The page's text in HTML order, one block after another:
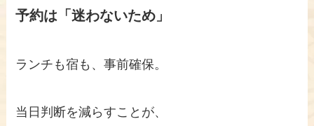
予約は「迷わないため」
ランチも宿も、事前確保。
当日判断を減らすことが、